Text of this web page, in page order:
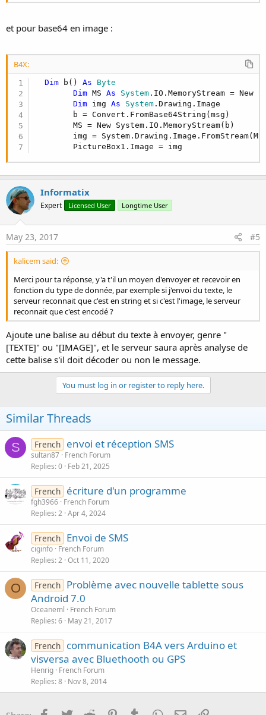
Dim sw
        sw.WriteLine(message)
End Sub
Les images à envoyer sont ce de la caméra
B4X:
Camera1_Preview (PreviewPic()
        lastPreviewSaved =
DateTime.Now
CallSubDelayed2
End If
End
Sub
C'est la que je bloque
et pour base64 en image :
B4X:
Dim b() As Byte
Dim MS As System .IO.MemoryStream = New
Dim img As System .Drawing.Image
        b = Convert.FromBase64String(msg)
        MS = New System.IO.MemoryStream(b)
img =
        PictureBox1.Image = img
Informatix
Expert Licensed User Longtime User
May 23, 2017 #5
kalicem said:
Merci pour ta réponse, y'a t'il un moyen d'envoyer et recevoir en
fonction du type de donnée, par exemple si j'envoi du texte, le
serveur reconnait que c'est en string et si c'est l'image, le serveur
reconnait que c'est encodé ?
Ajoute une balise au début du texte à envoyer, genre "
[TEXTE]" ou "[IMAGE]", et le serveur saura après analyse de
cette balise s'il doit décoder ou non le message.
You must log in or register to reply here.
Similar Threads
S French envoi et réception SMS
sultan87 French Forum
Replies 0 Feb 21, 2025
French écriture d'un programme
fgh3966 French Forum
Replies 2 Apr 4, 2024
French Envoi de SMS
ciginfo French Forum
Replies 2 Oct 11, 2020
O French Problème avec nouvelle tablette sous
Android 7.0
Oceaneml
French Forum
Replies 6 May 21, 2017
French communication B4A vers Arduino et
visversa avec Bluethooth ou GPS
Henrig French Forum
Replies 8 Nov 8, 2014